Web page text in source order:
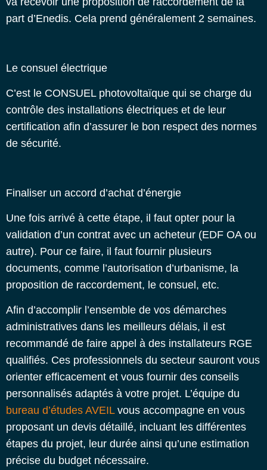
part d’Enedis. Cela prend généralement 2 semaines.
Le consuel électrique
C’est le CONSUEL photovoltaïque qui se charge du
contrôle des installations électriques et de leur
certification afin d’assurer le bon respect des normes
de sécurité.
Finaliser un accord d’achat d’énergie
Une fois arrivé à cette étape, il faut opter pour la
validation d’un contrat avec un acheteur (EDF OA ou
autre). Pour ce faire, il faut fournir plusieurs
documents, comme l’autorisation d’urbanisme, la
proposition de raccordement, le consuel, etc.
Afin d’accomplir l’ensemble de vos démarches
administratives dans les meilleurs délais, il est
recommandé de faire appel à des installateurs RGE
qualifiés. Ces professionnels du secteur sauront vous
orienter efficacement et vous fournir des conseils
personnalisés adaptés à votre projet. L’équipe du
bureau d’études AVEILvous accompagne en vous
proposant un devis détaillé, incluant les différentes
étapes du projet, leur durée ainsi qu’une estimation
précise du budget nécessaire.